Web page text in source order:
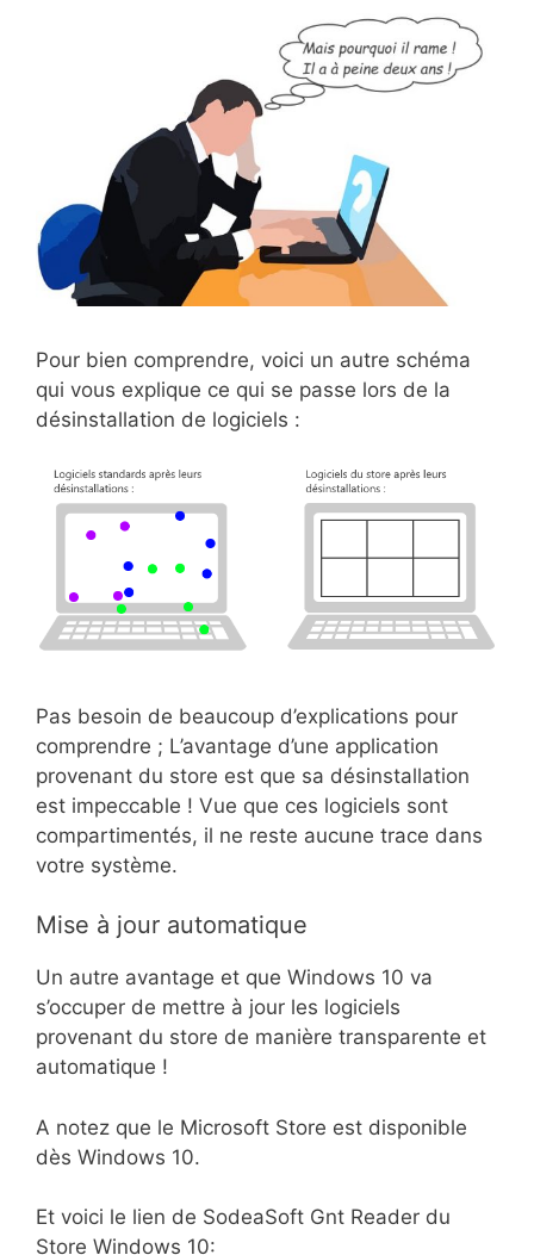
Pour bien comprendre, voici un autre schéma
qui vous explique ce qui se passe lors de la
désinstallation de logiciels :
Pas besoin de beaucoup d’explications pour
comprendre ; L’avantage d’une application
provenant du store est que sa désinstallation
est impeccable ! Vue que ces logiciels sont
compartimentés, il ne reste aucune trace dans
votre système.
Mise à jour automatique
Un autre avantage et que Windows 10 va
s’occuper de mettre à jour les logiciels
provenant du store de manière transparente et
automatique !
A notez que le Microsoft Store est disponible
dès Windows 10.
Et voici le lien de SodeaSoft Gnt Reader du
Store Windows 10: